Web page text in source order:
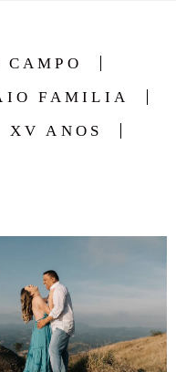
CAMPO
FAMILIA
XV ANOS